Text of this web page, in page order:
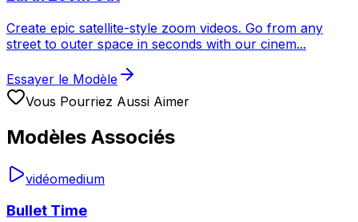
Create epic satellite-style zoom videos. Go from any
street to outer space in seconds with our cinem...
Essayer le Modèle
Vous Pourriez Aussi Aimer
Modèles Associés
vidéomedium
Bullet Time